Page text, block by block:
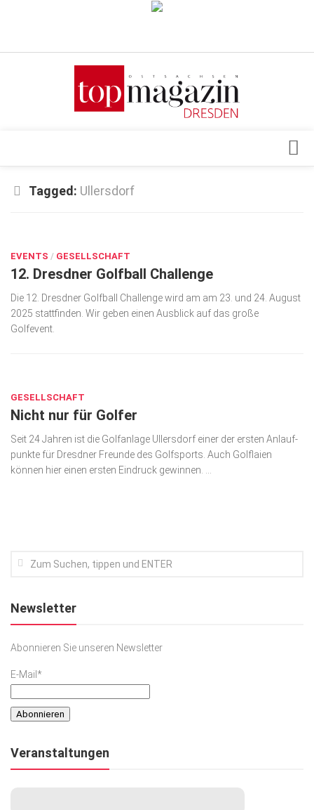
Verkaufsstellen
Top Gesundheitsforum Dresden / Ostsachsen
Geschäft
gesund & schön
Gesellschaft
Kunst & Kultur
Podcast
Top Branchen
SACHSEN IN PARIS
Tagged: Ullersdorf
EVENTS / GESELLSCHAFT
12. Dresdner Golfball Challenge
Die 12. Dresdner Golfball Challenge wird am am 23. und 24. August
2025 stattfinden. Wir geben einen Ausblick auf das große
Golfevent.
GESELLSCHAFT
Nicht nur für Golfer
Seit 24 Jahren ist die Golfanlage Ullers­dorf einer der ersten Anlauf­
punkte für Dresdner Freunde des Golf­sports. Auch Golf­laien
können hier einen ersten Ein­druck gewinnen. ...
Newsletter
Abonnieren Sie unseren Newsletter
E-Mail*
Veranstaltungen